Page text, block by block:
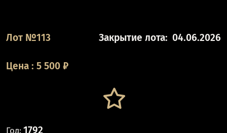
Лот №113 Закрытие лота: 04.06.2026
Цена : 5 500 ₽
Год: 1792